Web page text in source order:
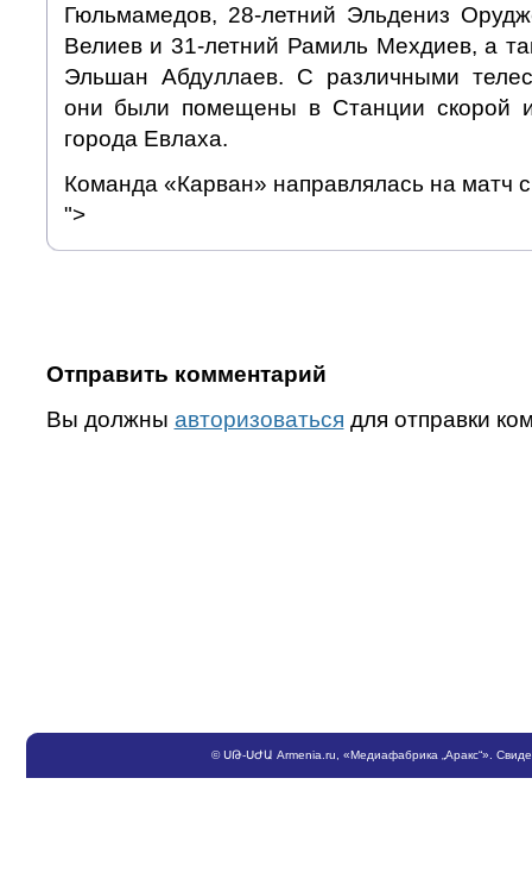
Гюльмамедов, 28-летний Эльдениз
Велиев и 31-летний Рамиль Мехдиев, а
Эльшан Абдуллаев. С различными
они были помещены в Станции скорой
города Евлаха.
Команда «Карван» направлялась на матч
">
Отправить комментарий
Вы должны авторизоваться для отправки
©ՍԹ-ՍԺԱ Armenia.ru , «Медиафабрика „Аракс“».